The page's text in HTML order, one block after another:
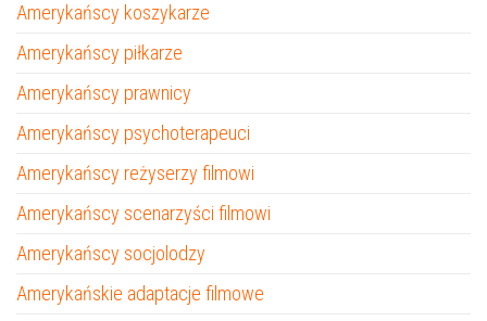
Amerykańscy koszykarze
Amerykańscy piłkarze
Amerykańscy prawnicy
Amerykańscy psychoterapeuci
Amerykańscy reżyserzy filmowi
Amerykańscy scenarzyści filmowi
Amerykańscy socjolodzy
Amerykańskie adaptacje filmowe